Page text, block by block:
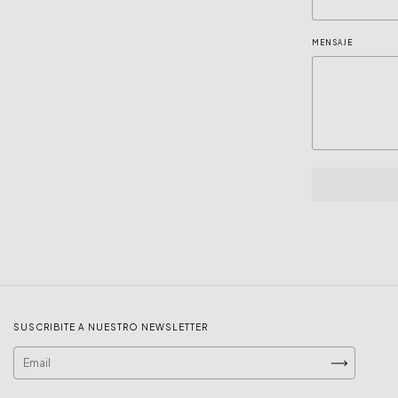
MENSAJE
SUSCRIBITE A NUESTRO NEWSLETTER